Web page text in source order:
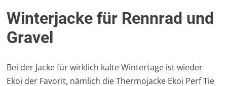
Winterjacke für Rennrad und
Gravel
Bei der Jacke für wirklich kalte Wintertage ist wieder
Ekoi der Favorit, nämlich die Thermojacke Ekoi Perf Tie